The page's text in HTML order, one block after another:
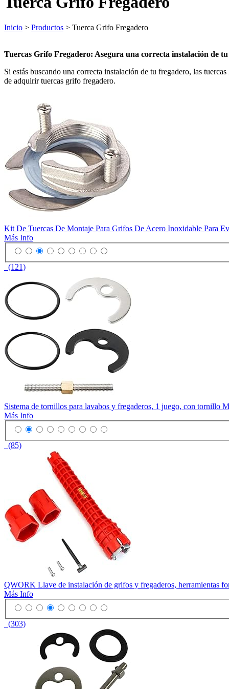
Inicio > Productos > Tuerca Grifo Fregadero
Tuercas Grifo Fregadero: Asegura una correcta instalación de
Si estás buscando una correcta instalación de tu fregadero, las
de adquirir tuercas grifo fregadero.
Kit De Tuercas De Montaje Para Grifos De Acero Inoxidable Para
Más Info
(121)
Sistema de tornillos para lavabos y fregaderos, 1 juego, con tornillo
Más Info
(85)
QWORK Llave de instalación de grifos y fregaderos, herramientas
Más Info
(303)